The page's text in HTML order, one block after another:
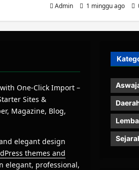
Admin 1 minggu ago
elegant design
themes and
elegant, professional,